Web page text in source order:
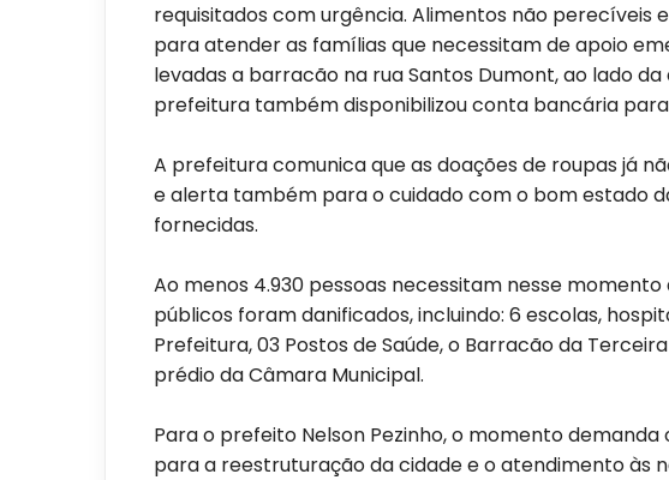
requisitados com urgência. Alimentos não perecíveis
para atender as famílias que necessitam de apoio
levadas a barracão na rua Santos Dumont, ao lado
prefeitura também disponibilizou conta bancária
A prefeitura comunica que as doações de roupas já
e alerta também para o cuidado com o bom estado
fornecidas.
Ao menos 4.930 pessoas necessitam nesse momento
públicos foram danificados, incluindo: 6 escolas,
Prefeitura, 03 Postos de Saúde, o Barracão da
prédio da Câmara Municipal.
Para o prefeito Nelson Pezinho, o momento
para a reestruturação da cidade e o atendimento às